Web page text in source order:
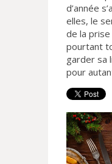
d’année
elles, le
de la
pourtant
garder sa
pour